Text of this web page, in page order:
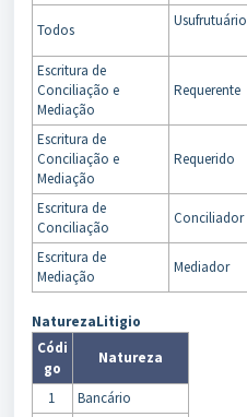
Todos
Usufrutuário
Escritura de
Conciliação e
Mediação
Requerente
Escritura de
Conciliação e
Mediação
Requerido
Escritura de
Conciliação
Conciliador
Escritura de
Mediação
Mediador
NaturezaLitigio
Códi
go
Natureza
1 Bancário